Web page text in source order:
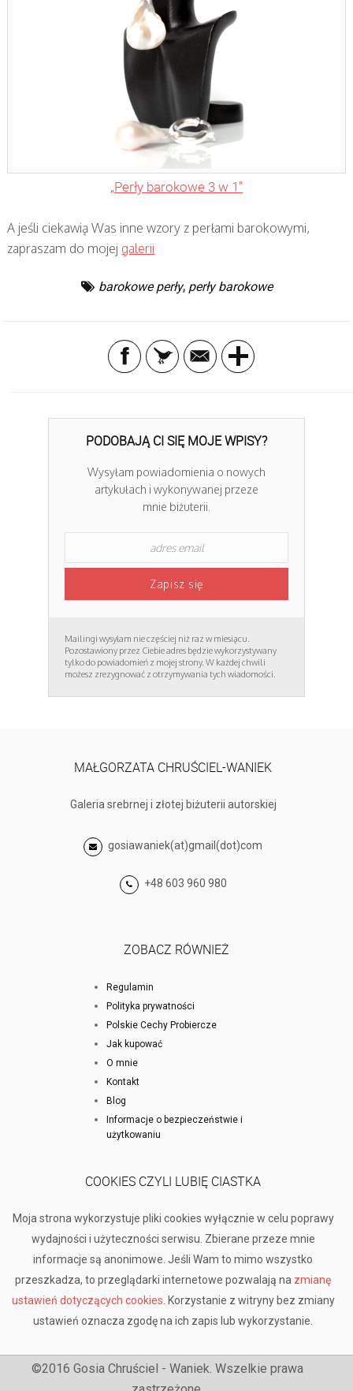
„Perły barokowe 3 w 1”
A jeśli ciekawią Was inne wzory z perłami barokowymi,
zapraszam do mojej galerii
barokowe perły, perły barokowe
PODOBAJĄ CI SIĘ MOJE WPISY?
Wysyłam powiadomienia o nowych
artykułach i wykonywanej przeze
mnie biżuterii.
Mailingi wysyłam nie częściej niż raz w miesiącu.
Pozostawiony przez Ciebie adres będzie wykorzystywany
tylko do powiadomień z mojej strony. W każdej chwili
możesz zrezygnować z otrzymywania tych wiadomości.
MAŁGORZATA CHRUŚCIEL-WANIEK
Galeria srebrnej i złotej biżuterii autorskiej
gosiawaniek(at)gmail(dot)com
+48 603 960 980
ZOBACZ RÓWNIEŻ
Regulamin
Polityka prywatności
Polskie Cechy Probiercze
Jak kupować
O mnie
Kontakt
Blog
Informacje o bezpieczeństwie i
użytkowaniu
COOKIES CZYLI LUBIĘ CIASTKA
Moja strona wykorzystuje pliki cookies wyłącznie w celu poprawy
wydajności i użyteczności serwisu. Zbierane przeze mnie
informacje są anonimowe. Jeśli Wam to mimo wszystko
przeszkadza, to przeglądarki internetowe pozwalają na zmianę
ustawień dotyczących cookies. Korzystanie z witryny bez zmiany
ustawień oznacza zgodę na ich zapis lub wykorzystanie.
©2016 Gosia Chruściel - Waniek. Wszelkie prawa